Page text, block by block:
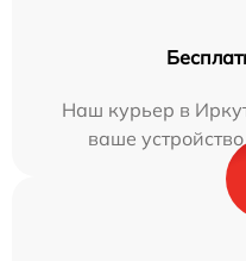
Наш курьер в
ваше